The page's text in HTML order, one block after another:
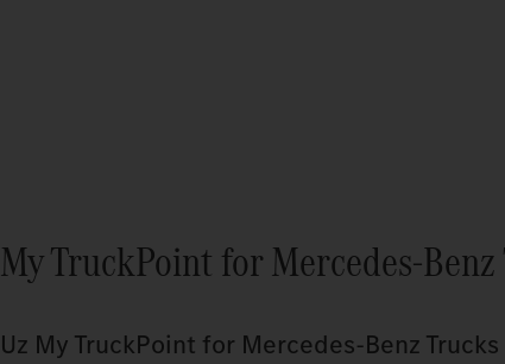
My TruckPoint for
Uz My TruckPoint for Mercedes‑Benz